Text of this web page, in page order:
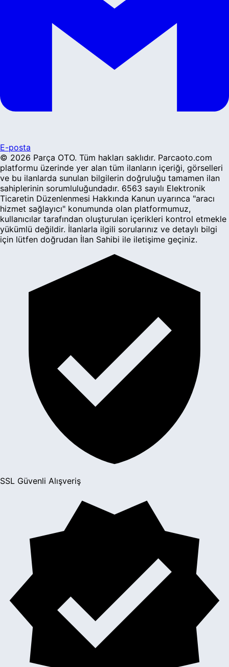
E-posta
© 2026 Parça OTO. Tüm hakları saklıdır. Parcaoto.com
platformu üzerinde yer alan tüm ilanların içeriği, görselleri
ve bu ilanlarda sunulan bilgilerin doğruluğu tamamen ilan
sahiplerinin sorumluluğundadır. 6563 sayılı Elektronik
Ticaretin Düzenlenmesi Hakkında Kanun uyarınca "aracı
hizmet sağlayıcı" konumunda olan platformumuz,
kullanıcılar tarafından oluşturulan içerikleri kontrol etmekle
yükümlü değildir. İlanlarla ilgili sorularınız ve detaylı bilgi
için lütfen doğrudan İlan Sahibi ile iletişime geçiniz.
SSL Güvenli Alışveriş